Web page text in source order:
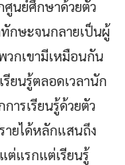
ศูนย์ศึกษาด้วยตัว
กษะจนกลายเป็นผู้
วกเขามีเหมือนกัน
ยนรู้ตลอดเวลานัก
ารเรียนรู้ด้วยตัว
ายได้หลักแสนถึง
ต่แรกแต่เรียนรู้